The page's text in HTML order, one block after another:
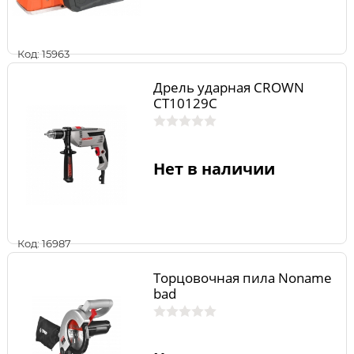
Код: 15963
Код: 16987
Дрель ударная CROWN
CT10129С
Нет в наличии
Торцовочная пила Noname
bad